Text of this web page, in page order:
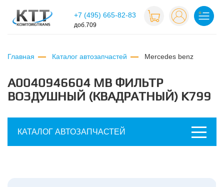
+7 (495) 665-82-83
доб.709
Главная Каталог автозапчастей mercedes benz
A0040946604 MB ФИЛЬТР
ВОЗДУШНЫЙ (КВАДРАТНЫЙ) K799
КАТАЛОГ АВТОЗАПЧАСТЕЙ